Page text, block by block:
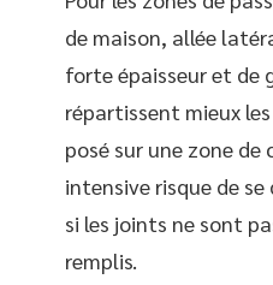
de maison, allée
forte épaisseur et de
répartissent mieux
posé sur une zone
intensive risque de
si les joints ne sont
remplis.